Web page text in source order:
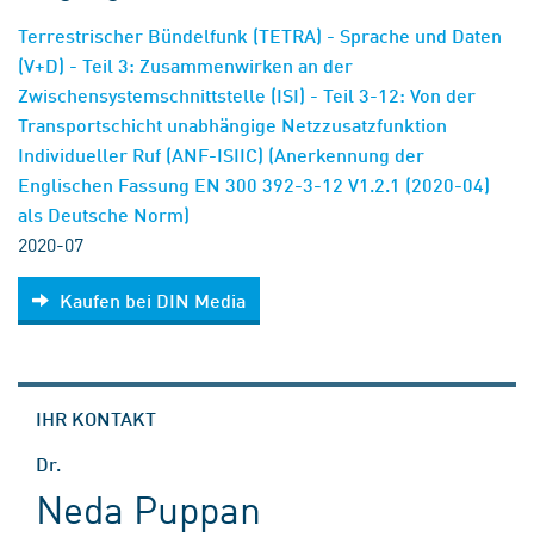
Terrestrischer Bündelfunk (TETRA) - Sprache und Daten
(V+D) - Teil 3: Zusammenwirken an der
Zwischensystemschnittstelle (ISI) - Teil 3-12: Von der
Transportschicht unabhängige Netzzusatzfunktion
Individueller Ruf (ANF-ISIIC) (Anerkennung der
Englischen Fassung EN 300 392-3-12 V1.2.1 (2020-04)
als Deutsche Norm)
2020-07
Kaufen bei DIN Media
IHR KONTAKT
Dr.
Neda Puppan